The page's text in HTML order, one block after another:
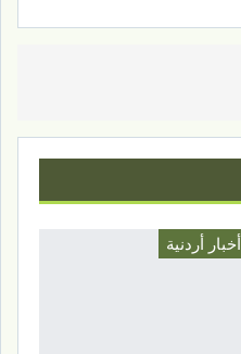
أخبار أردنية